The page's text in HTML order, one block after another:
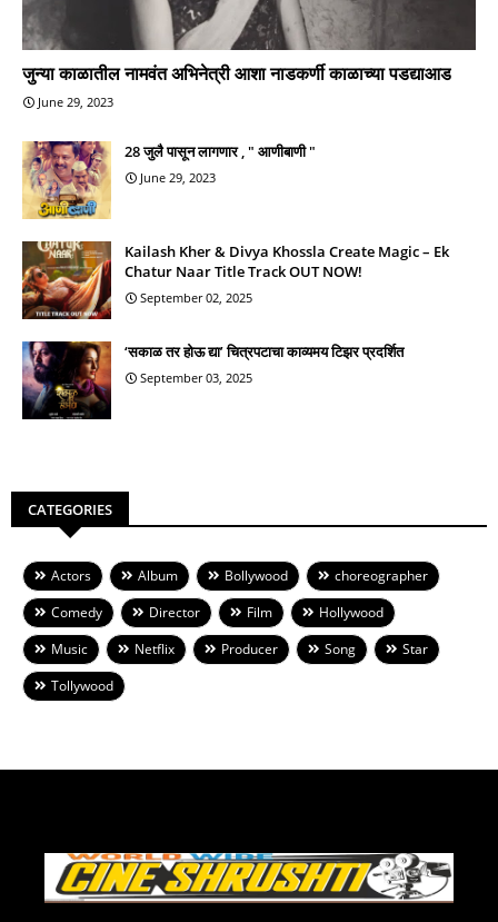
जुन्या काळातील नामवंत अभिनेत्री आशा नाडकर्णी काळाच्या पडद्याआड
June 29, 2023
28 जुलै पासून लागणार , " आणीबाणी "
June 29, 2023
Kailash Kher & Divya Khossla Create Magic – Ek
Chatur Naar Title Track OUT NOW!
September 02, 2025
‘सकाळ तर होऊ द्या’ चित्रपटाचा काव्यमय टिझर प्रदर्शित
September 03, 2025
CATEGORIES
Actors Album Bollywood
choreographer
Comedy
Director Film
Hollywood
Music
Netflix Producer Song
Star
Tollywood